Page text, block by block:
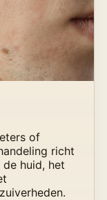
of
richt
huid, het